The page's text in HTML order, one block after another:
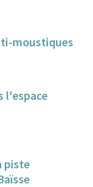
moustiques
l'espace
piste